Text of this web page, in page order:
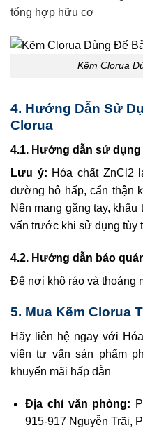
tổng hợp hữu cơ
Kẽm Clorua
4. Hướng Dẫn Sử
Clorua
4.1. Hướng dẫn sử dụng
Lưu ý: Hóa chất ZnCl2
đường hô hấp, cẩn thận
Nên mang găng tay,
vấn trước khi sử dụng tùy
4.2. Hướng dẫn bảo
Để nơi khô ráo và thoáng
5. Mua Kẽm Clorua
Hãy liên hệ ngay với
viên tư vấn sản phẩm
khuyến mãi hấp dẫn
Địa chỉ văn phòng:
915-917 Nguyễn Trãi,